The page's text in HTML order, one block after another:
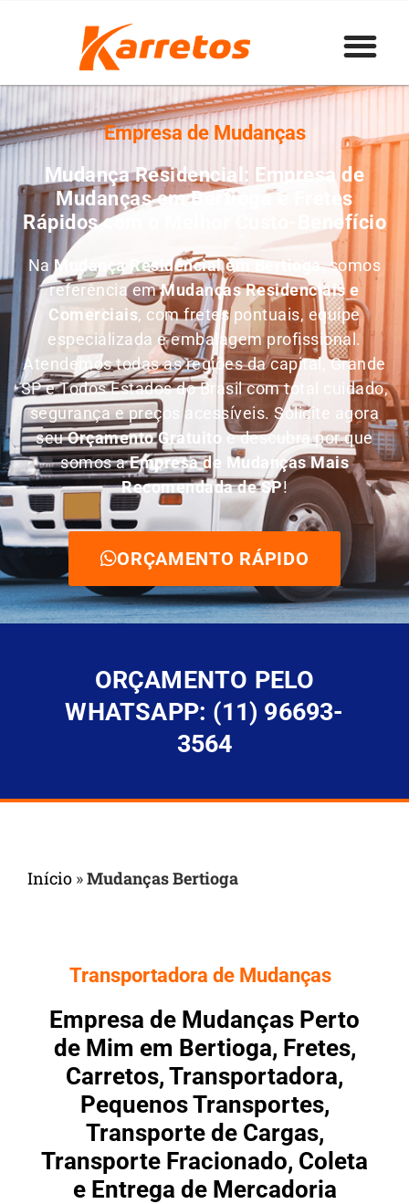
Empresa de Mudanças
Mudança Residencial: Empresa de
Mudanças em Bertioga e Fretes
Rápidos com o Melhor Custo-Benefício
NaMudança Residencial em Bertioga, somos
referência emMudanças Residenciais e
Comerciais, com fretes pontuais, equipe
especializada e embalagem profissional.
Atendemos todas as regiões da capital, Grande
SP e Todos Estados do Brasil com total cuidado,
segurança e preços acessíveis. Solicite agora
seuOrçamento Gratuito e descubra por que
somos aEmpresa de Mudanças Mais
Recomendada de SP!
ORÇAMENTO RÁPIDO
ORÇAMENTO PELO
WHATSAPP: (11) 96693-
3564
Início »Mudanças Bertioga
Transportadora de Mudanças
Empresa de Mudanças Perto
de Mim em Bertioga, Fretes,
Carretos, Transportadora,
Pequenos Transportes,
Transporte de Cargas,
Transporte Fracionado, Coleta
e Entrega de Mercadoria